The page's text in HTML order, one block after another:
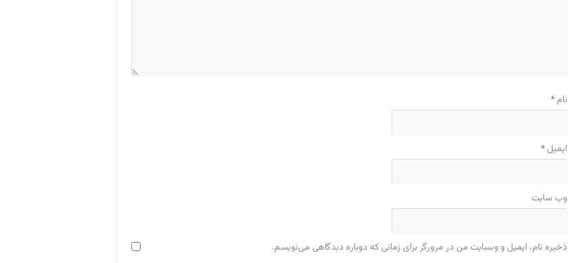
نام *
ایمیل *
وب‌ سایت
ذخیره نام، ایمیل و وبسایت من در مرورگر برای زمانی که دوباره دیدگاهی می‌نویسم.